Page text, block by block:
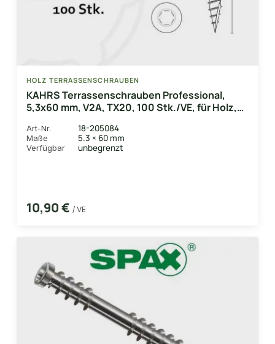
HOLZ TERRASSENSCHRAUBEN
KAHRS Terrassenschrauben Professional,
5,3x60 mm, V2A, TX20, 100 Stk./VE, für Holz,
Art-Nr. 18-205084
Maße 5.3 × 60 mm
Verfügbar unbegrenzt
10,90 € / VE